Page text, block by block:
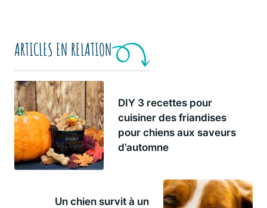
ARTICLES EN RELATION
DIY 3 recettes pour
cuisiner des friandises
pour chiens aux saveurs
d’automne
Un chien survit à un